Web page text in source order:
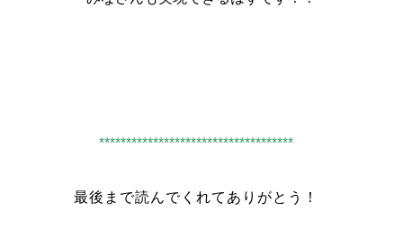
************************************
最後まで読んでくれてありがとう！